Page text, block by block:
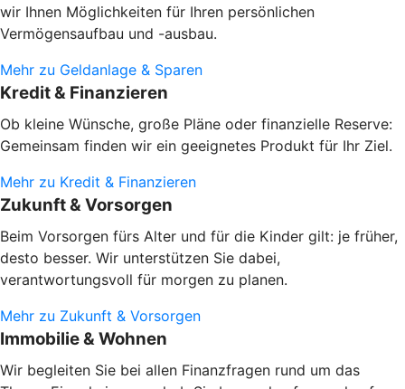
wir Ihnen Möglichkeiten für Ihren persönlichen
Vermögensaufbau und -ausbau.
Mehr zu Geldanlage & Sparen
Kredit & Finanzieren
Ob kleine Wünsche, große Pläne oder finanzielle Reserve:
Gemeinsam finden wir ein geeignetes Produkt für Ihr Ziel.
Mehr zu Kredit & Finanzieren
Zukunft & Vorsorgen
Beim Vorsorgen fürs Alter und für die Kinder gilt: je früher,
desto besser. Wir unterstützen Sie dabei,
verantwortungsvoll für morgen zu planen.
Mehr zu Zukunft & Vorsorgen
Immobilie & Wohnen
Wir begleiten Sie bei allen Finanzfragen rund um das